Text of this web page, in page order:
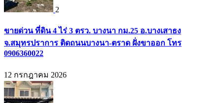
2
ขายด่วน ที่ดิน 4 ไร่ 3 ตรว. บางนา กม.25 อ.บางเสาธง
จ.สมุทรปราการ ติดถนนบางนา-ตราด ฝั่งขาออก โทร
0906360022
12 กรกฎาคม 2026